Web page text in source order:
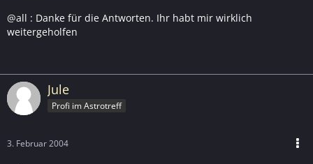
@all : Danke für die Antworten. Ihr habt mir wirklich
weitergeholfen
Jule
Profi im Astrotreff
3. Februar 2004